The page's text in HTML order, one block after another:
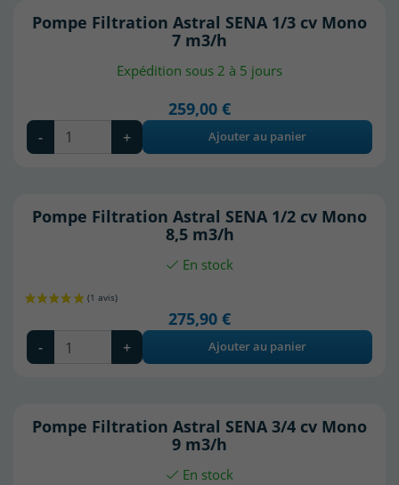
Pompe Filtration Astral SENA 1/3 cv Mono
7 m3/h
Expédition sous 2 à 5 jours
259,00 €
- + Ajouter au panier
Pompe Filtration Astral SENA 1/2 cv Mono
8,5 m3/h
En stock
275,90 €
- + Ajouter au panier
Pompe Filtration Astral SENA 3/4 cv Mono
9 m3/h
En stock